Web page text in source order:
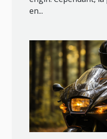
en...